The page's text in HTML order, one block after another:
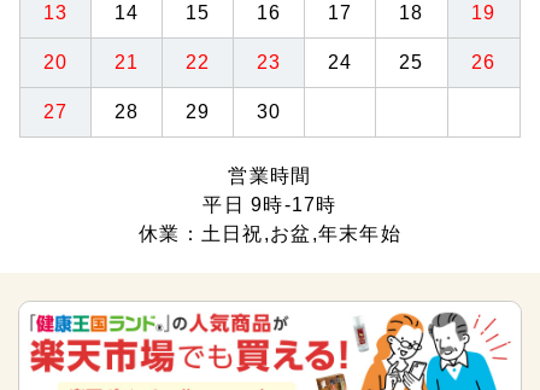
13 14 15 16 17 18 19
20 21 22 23 24 25 26
27 28 29 30
営業時間
平日 9時-17時
休業：土日祝,お盆,年末年始